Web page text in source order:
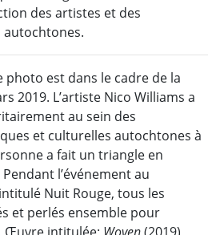
des artistes et des
photo est dans le cadre de la
2019. L’artiste Nico Williams a
au sein des
et culturelles autochtones à
a fait un triangle en
l’événement au
Nuit Rouge, tous les
et perlés ensemble pour